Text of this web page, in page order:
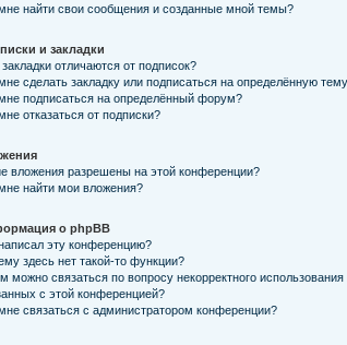
найти свои сообщения и созданные мной темы?
и закладки
отличаются от подписок?
сделать закладку или подписаться на определённую
подписаться на определённый форум?
отказаться от подписки?
вложения разрешены на этой конференции?
найти мои вложения?
о phpBB
эту конференцию?
здесь нет такой-то функции?
можно связаться по вопросу некорректного
с этой конференцией?
связаться с администратором конференции?